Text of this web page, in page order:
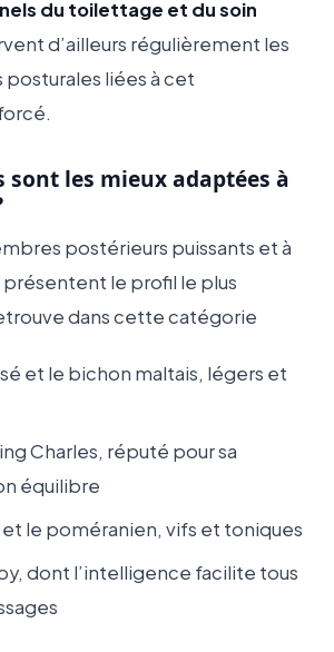
du toilettage et du soin
d’ailleurs régulièrement les
liées à cet
sont les mieux adaptées à
postérieurs puissants et à
le profil le plus
dans cette catégorie
et le bichon maltais, légers et
Charles, réputé pour sa
équilibre
et le poméranien, vifs et toniques
dont l’intelligence facilite tous